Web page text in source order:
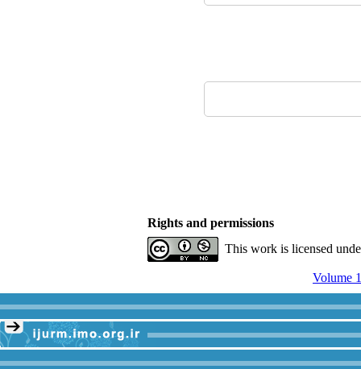
Rights and permissions
This work is licensed
Volume